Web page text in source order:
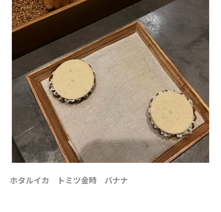
ホタルイカ トミツ金時 バナナ